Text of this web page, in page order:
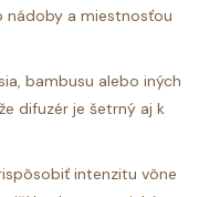
a miestnosťou
bambusu alebo iných
difuzér je šetrný aj k
intenzitu vône